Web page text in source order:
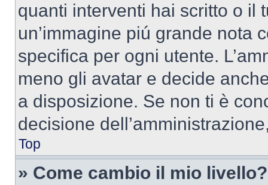
quanti interventi hai scritto o il
un’immagine piú grande nota
specifica per ogni utente.
meno gli avatar e decide
a disposizione. Se non ti è
decisione
Top
» Come cambio il mio livello?